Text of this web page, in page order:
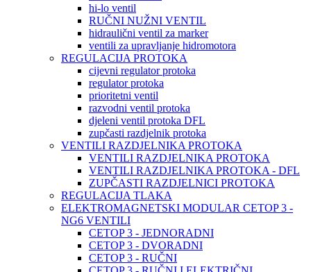
hi-lo ventil
RUČNI NUŽNI VENTIL
hidraulični ventil za marker
ventili za upravljanje hidromotora
REGULACIJA PROTOKA
cijevni regulator protoka
regulator protoka
prioritetni ventil
razvodni ventil protoka
djeleni ventil protoka DFL
zupčasti razdjelnik protoka
VENTILI RAZDJELNIKA PROTOKA
VENTILI RAZDJELNIKA PROTOKA
VENTILI RAZDJELNIKA PROTOKA - DFL
ZUPČASTI RAZDJELNICI PROTOKA
REGULACIJA TLAKA
ELEKTROMAGNETSKI MODULAR CETOP 3 -
NG6 VENTILI
CETOP 3 - JEDNORADNI
CETOP 3 - DVORADNI
CETOP 3 - RUČNI